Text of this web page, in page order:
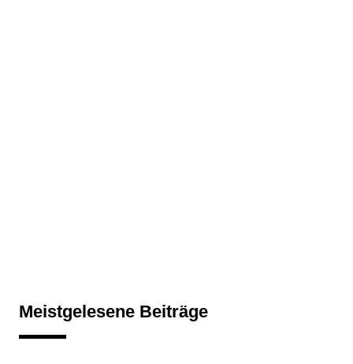
Meistgelesene Beiträge